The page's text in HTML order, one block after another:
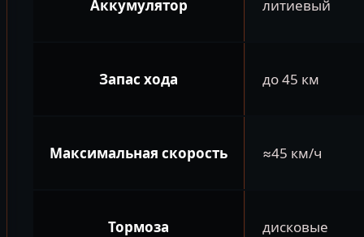
Аккумулятор литиевый
Запас хода до 45 км
Максимальная скорость ≈45 км/ч
Тормоза дисковые